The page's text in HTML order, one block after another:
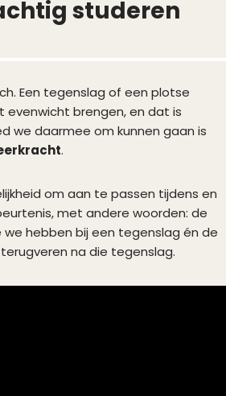
studeren
Een tegenslag of een plotse
evenwicht brengen, en dat is
we daarmee om kunnen gaan is
.
om aan te passen tijdens en
met andere woorden: de
hebben bij een tegenslag én de
na die tegenslag.